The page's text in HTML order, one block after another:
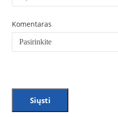
Komentaras
Siųsti